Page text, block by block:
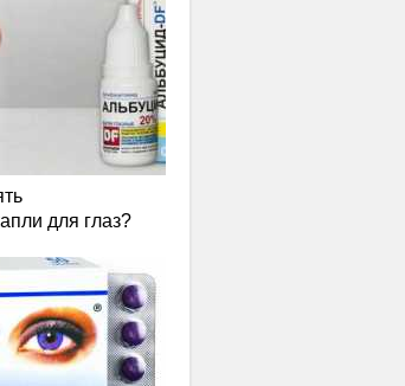
для глаз?